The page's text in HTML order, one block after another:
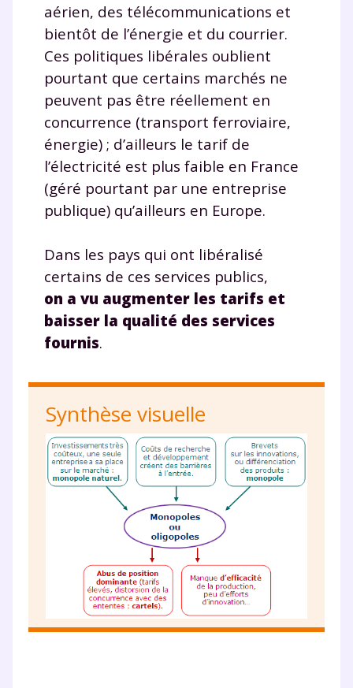
aérien, des télécommunications et
bientôt de l’énergie et du courrier.
Ces politiques libérales oublient
pourtant que certains marchés ne
peuvent pas être réellement en
concurrence (transport ferroviaire,
énergie) ; d’ailleurs le tarif de
l’électricité est plus faible en France
(géré pourtant par une entreprise
publique) qu’ailleurs en Europe.
Dans les pays qui ont libéralisé
certains de ces services publics,
on a vu augmenter les tarifs et
baisser la qualité des services
fournis.
Synthèse visuelle